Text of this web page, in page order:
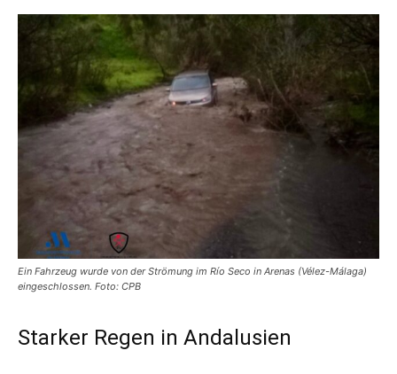
Ein Fahrzeug wurde von der Strömung im Río Seco in Arenas (Vélez-Málaga)
eingeschlossen. Foto: CPB
Starker Regen in Andalusien